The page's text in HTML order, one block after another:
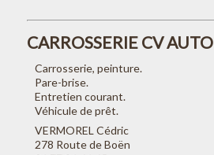
CARROSSERIE CV AUTO
Carrosserie, peinture.
Pare-brise.
Entretien courant.
Véhicule de prêt.
VERMOREL Cédric
278 Route de Boën